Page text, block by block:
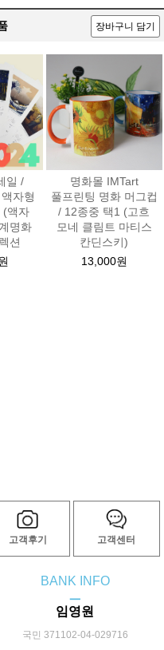
장바구니 담기
일 /
자형
(액자
명화
션
명화몰 IMTart
풀프린팅 명화 머그컵
/ 12종중 택1 (고흐
모네 클림트 마티스
칸딘스키)
13,000원
고객후기 고객센터
BANK INFO
ㅡ
임영원
국민 371102-04-029716